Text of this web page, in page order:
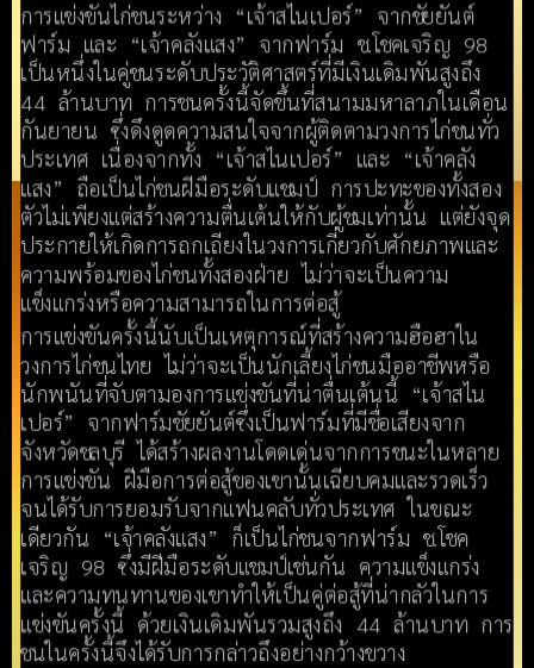
การแข่งขันไก่ชนระหว่าง “เจ้าสไนเปอร์” จากชัยยันต์
ฟาร์ม และ “เจ้าคลังแสง” จากฟาร์ม ช.โชคเจริญ 98
เป็นหนึ่งในคู่ชนระดับประวัติศาสตร์ที่มีเงินเดิมพันสูงถึง
44 ล้านบาท การชนครั้งนี้จัดขึ้นที่สนามมหาลาภในเดือน
กันยายน ซึ่งดึงดูดความสนใจจากผู้ติดตามวงการไก่ชนทั่ว
ประเทศ เนื่องจากทั้ง “เจ้าสไนเปอร์” และ “เจ้าคลัง
แสง” ถือเป็นไก่ชนฝีมือระดับแชมป์ การปะทะของทั้งสอง
ตัวไม่เพียงแต่สร้างความตื่นเต้นให้กับผู้ชมเท่านั้น แต่ยังจุด
ประกายให้เกิดการถกเถียงในวงการเกี่ยวกับศักยภาพและ
ความพร้อมของไก่ชนทั้งสองฝ่าย ไม่ว่าจะเป็นความ
แข็งแกร่งหรือความสามารถในการต่อสู้​
การแข่งขันครั้งนี้นับเป็นเหตุการณ์ที่สร้างความฮือฮาใน
วงการไก่ชนไทย ไม่ว่าจะเป็นนักเลี้ยงไก่ชนมืออาชีพหรือ
นักพนันที่จับตามองการแข่งขันที่น่าตื่นเต้นนี้ “เจ้าสไน
เปอร์” จากฟาร์มชัยยันต์ซึ่งเป็นฟาร์มที่มีชื่อเสียงจาก
จังหวัดชลบุรี ได้สร้างผลงานโดดเด่นจากการชนะในหลาย
การแข่งขัน ฝีมือการต่อสู้ของเขานั้นเฉียบคมและรวดเร็ว
จนได้รับการยอมรับจากแฟนคลับทั่วประเทศ ในขณะ
เดียวกัน “เจ้าคลังแสง” ก็เป็นไก่ชนจากฟาร์ม ช.โชค
เจริญ 98 ซึ่งมีฝีมือระดับแชมป์เช่นกัน ความแข็งแกร่ง
และความทนทานของเขาทำให้เป็นคู่ต่อสู้ที่น่ากลัวในการ
แข่งขันครั้งนี้ ด้วยเงินเดิมพันรวมสูงถึง 44 ล้านบาท การ
ชนในครั้งนี้จึงได้รับการกล่าวถึงอย่างกว้างขวาง​